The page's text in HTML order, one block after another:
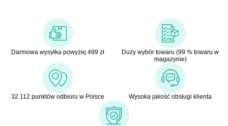
Darmowa wysyłka powyżej 499 zł
Duży wybór towaru (99 % towaru w
magazynie)
32 112 punktów odbioru w Polsce Wysoka jakość obsługi klienta